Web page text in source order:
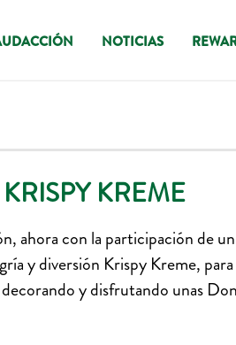
NOTICIAS
KREME
ahora con la participación de
y diversión Krispy Kreme,
y disfrutando unas